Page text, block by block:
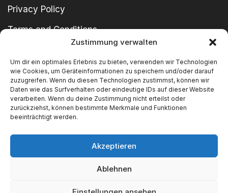
Zustimmung verwalten
Um dir ein optimales Erlebnis zu bieten, verwenden wir Technologien
wie Cookies, um Geräteinformationen zu speichern und/oder darauf
zuzugreifen. Wenn du diesen Technologien zustimmst, können wir
Daten wie das Surfverhalten oder eindeutige IDs auf dieser Website
verarbeiten. Wenn du deine Zustimmung nicht erteilst oder
zurückziehst, können bestimmte Merkmale und Funktionen
beeinträchtigt werden.
Akzeptieren
Ablehnen
Privacy Policy
Terms and Conditions
Copyright © 2024 SWT GmbH